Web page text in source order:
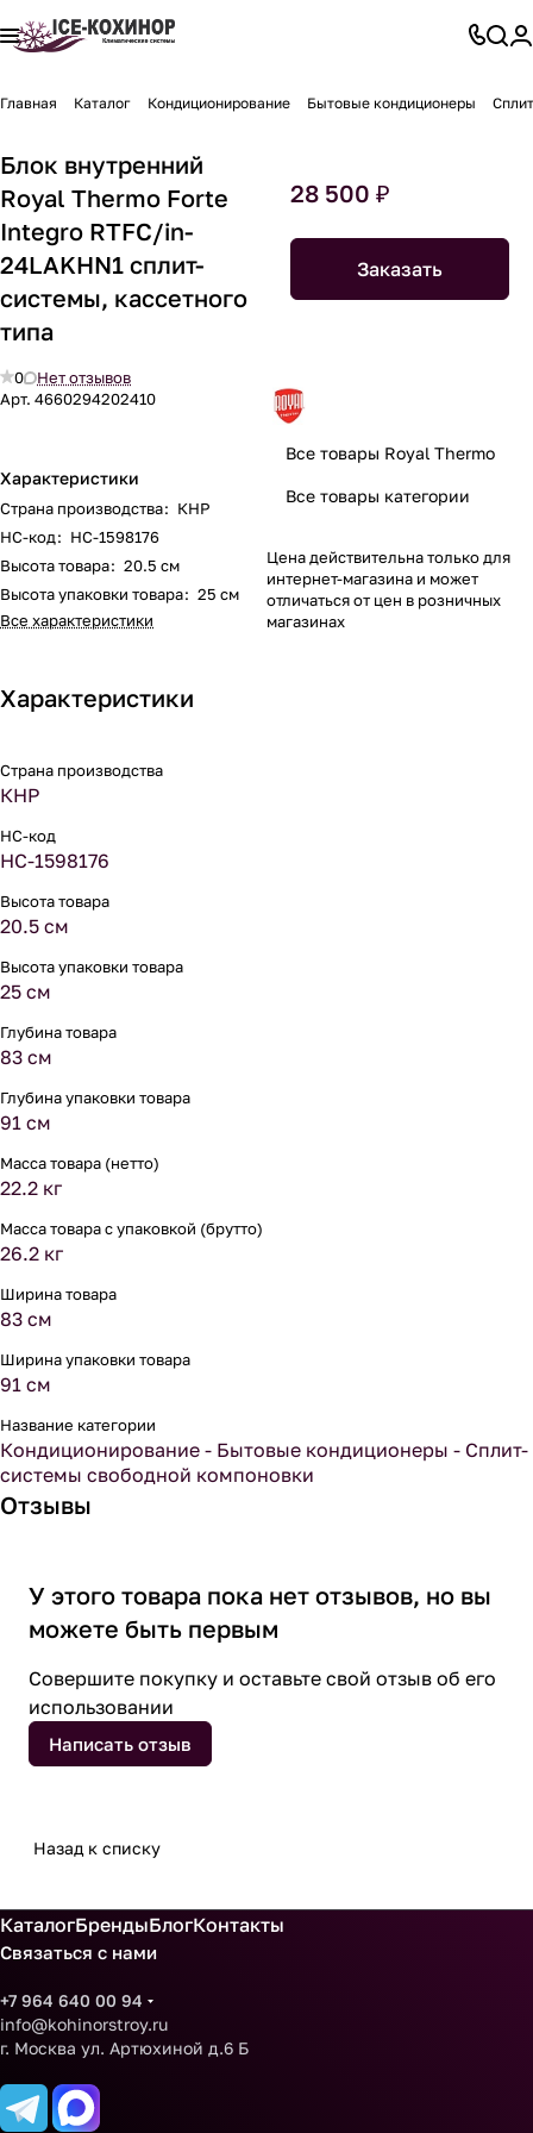
Главная Каталог Кондиционирование Бытовые кондиционеры
Блок внутренний
Royal Thermo Forte
Integro RTFC/in-
24LAKHN1 сплит-
системы, кассетного
типа
0
Нет отзывов
Арт. 4660294202410
Характеристики
Страна производства: КНР
НС-код: НС-1598176
Высота товара: 20.5 см
Высота упаковки товара: 25 см
Все характеристики
28 500 ₽
Заказать
Все товары Royal Thermo
Все товары категории
Цена действительна только для
интернет-магазина и может
отличаться от цен в розничных
магазинах
Характеристики
Страна производства
КНР
НС-код
НС-1598176
Высота товара
20.5 см
Высота упаковки товара
25 см
Глубина товара
83 см
Глубина упаковки товара
91 см
Масса товара (нетто)
22.2 кг
Масса товара с упаковкой (брутто)
26.2 кг
Ширина товара
83 см
Ширина упаковки товара
91 см
Название категории
Кондиционирование - Бытовые кондиционеры - Сплит-
системы свободной компоновки
Отзывы
У этого товара пока нет отзывов, но вы
можете быть первым
Совершите покупку и оставьте свой отзыв об его
использовании
Написать отзыв
Назад к списку
КаталогБрендыБлогКонтакты
Связаться с нами
+7 964 640 00 94
info@kohinorstroy.ru
г. Москва ул. Артюхиной д.6 Б